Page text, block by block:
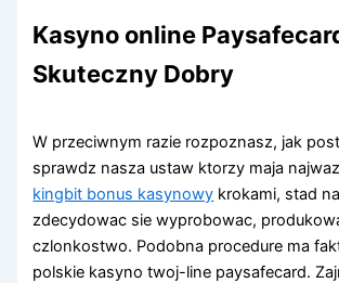
Kasyno online
Skuteczny Dobry
W przeciwnym razie rozpoznasz, jak
sprawdz nasza ustaw ktorzy maja
kingbit bonus kasynowy krokami, stad
zdecydowac sie wyprobowac,
czlonkostwo. Podobna procedure ma
polskie kasyno twoj-line paysafecard.